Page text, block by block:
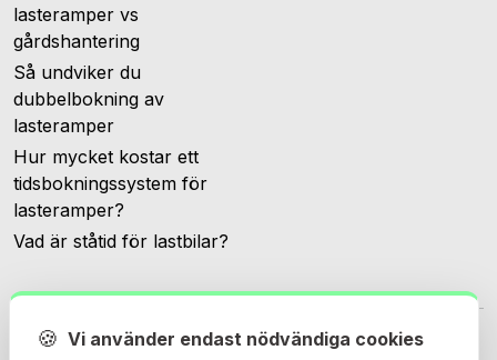
lasteramper vs
gårdshantering
Så undviker du
dubbelbokning av
lasteramper
Hur mycket kostar ett
tidsbokningssystem för
lasteramper?
Vad är ståtid för lastbilar?
🍪 Vi använder endast nödvändiga cookies